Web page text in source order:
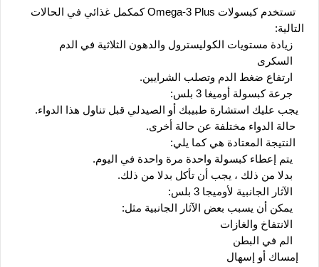
التالية:
زيادة مستويات الكوليسترول والدهون الثلاثية في الدم
السكرى
ارتفاع ضغط الدم وتصلب الشرايين.
جرعة كبسولة أوميغا 3 بلس:
يجب عليك استشارة طبيبك أو الصيدلي قبل تناول هذا الدواء.
حالة الدواء مختلفة عن حالة أخرى.
النتيجة المعتادة هي كما يلي:
يتم إعطاء كبسولة واحدة مرة واحدة في اليوم.
بدلا من ذلك ، يجب أن تأكل بدلا من ذلك.
الآثار الجانبية لأوميجا 3 بلس:
يمكن أن يسبب بعض الآثار الجانبية مثل:
الانتفاخ والغازات
الم في البطن
إمساك أو إسهال